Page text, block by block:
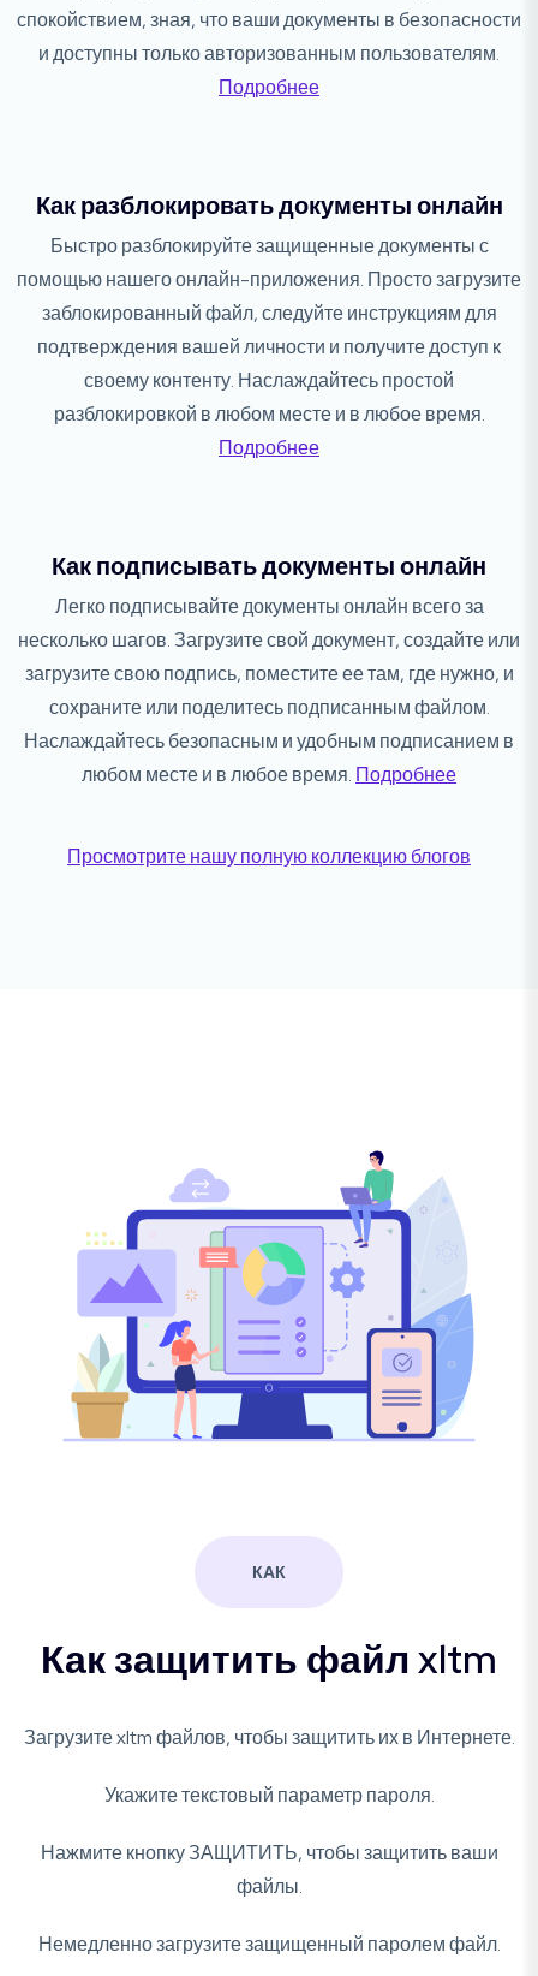
спокойствием, зная, что ваши документы в безопасности
и доступны только авторизованным пользователям.
Подробнее
Как разблокировать документы онлайн
Быстро разблокируйте защищенные документы с
помощью нашего онлайн-приложения. Просто загрузите
заблокированный файл, следуйте инструкциям для
подтверждения вашей личности и получите доступ к
своему контенту. Наслаждайтесь простой
разблокировкой в ​​любом месте и в любое время.
Подробнее
Как подписывать документы онлайн
Легко подписывайте документы онлайн всего за
несколько шагов. Загрузите свой документ, создайте или
загрузите свою подпись, поместите ее там, где нужно, и
сохраните или поделитесь подписанным файлом.
Наслаждайтесь безопасным и удобным подписанием в
любом месте и в любое время. Подробнее
Просмотрите нашу полную коллекцию блогов
КАК
Как защитить файл xltm
Загрузите xltm файлов, чтобы защитить их в Интернете.
Укажите текстовый параметр пароля.
Нажмите кнопку ЗАЩИТИТЬ, чтобы защитить ваши
файлы.
Немедленно загрузите защищенный паролем файл.